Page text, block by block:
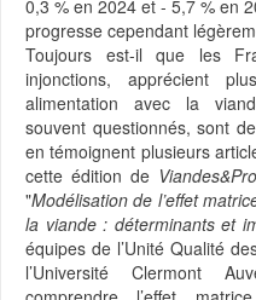
0,3 % en 2024 et - 5,7 % en
progresse cependant
Toujours est-il que les
injonctions, apprécient
alimentation avec la
souvent questionnés, sont
en témoignent plusieurs
cette édition de
"Modélisation de l’effet
la viande : déterminants et
équipes de l’Unité Qualité
l’Université Clermont